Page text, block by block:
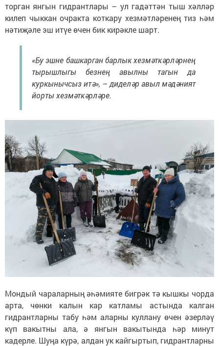
торган янгын гидрантлары – ул гадәттән тыш хәлләр
килеп чыккан очракта коткару хезмәтләренең тиз һәм
нәтиҗәле эш итүе өчен бик кирәкле шарт.
«Бу эшне башкарган барлык хезмәткәрләрнең
тырышлыгы безнең авылны тагын да
куркынычсыз итә», – диделәр авыл мәдәният
йорты хезмәткәрләре.
Мондый чараларның әһәмияте бигрәк тә кышкы чорда
арта, чөнки калын кар катламы астында калган
гидрантларны табу һәм аларны куллану өчен әзерләү
күп вакытны ала, ә янгын вакытында һәр минут
кадерле. Шуңа күрә, алдан ук кайгыртып, гидрантларны